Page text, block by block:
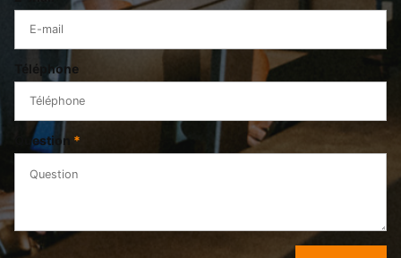
Téléphone
Question *